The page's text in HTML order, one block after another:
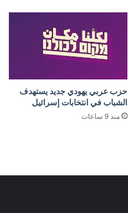
حزب عربي يهودي جديد يستهدف
الشباب في انتخابات إسرائيل
منذ 9 ساعات